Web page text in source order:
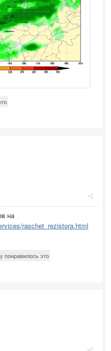
на
raschet_rezistora.html
понравилось это